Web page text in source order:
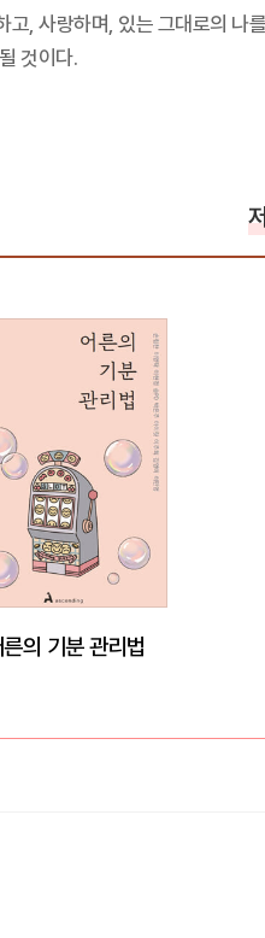
, 사랑하며, 있는 그대로의 나
것이다.
른의 기분 관리법